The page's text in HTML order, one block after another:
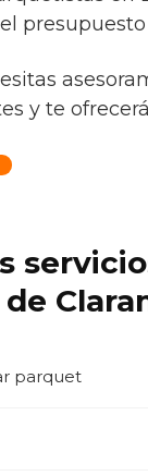
y te
parquet